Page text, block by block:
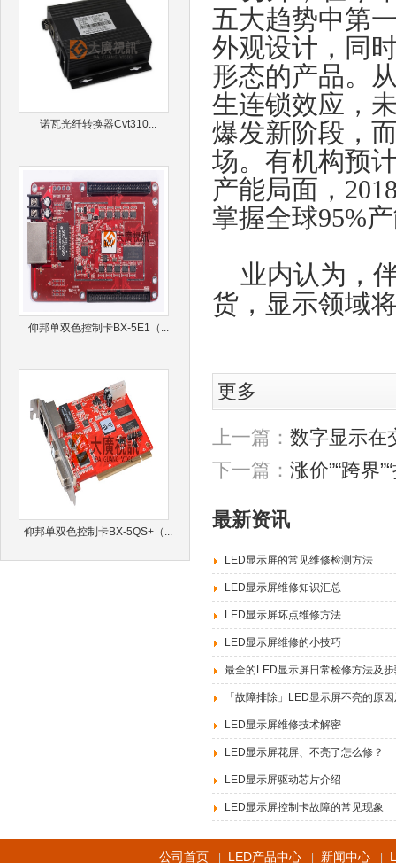
诺瓦光纤转换器Cvt310...
仰邦单双色控制卡BX-5E1（...
仰邦单双色控制卡BX-5QS+（...
五大趋势中第
外观设计，同
形态的产品。
生连锁效应，
爆发新阶段，
场。有机构预
产能局面，
掌握全球95%
业内认为，
货，显示领域
更多
上一篇： 数字显示在
下一篇： 涨价”“跨界
最新资讯
LED显示屏的常见维修检测方法
LED显示屏维修知识汇总
LED显示屏坏点维修方法
LED显示屏维修的小技巧
最全的LED显示屏日常检修方法及
「故障排除」LED显示屏不亮的原
LED显示屏维修技术解密
LED显示屏花屏、不亮了怎么修？
LED显示屏驱动芯片介绍
LED显示屏控制卡故障的常见现象
公司首页 LED产品中心 新闻中心